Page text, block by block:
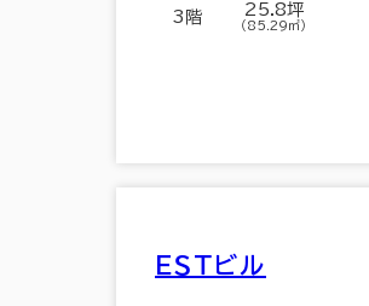
3階 25.8坪
（85.29㎡）
ＥＳＴビル